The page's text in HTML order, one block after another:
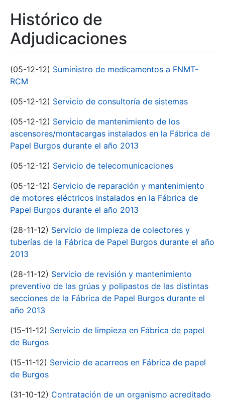
Histórico de
Adjudicaciones
(05-12-12) Suministro de medicamentos a FNMT-
RCM
(05-12-12) Servicio de consultoría de sistemas
(05-12-12) Servicio de mantenimiento de los
ascensores/montacargas instalados en la Fábrica de
Papel Burgos durante el año 2013
(05-12-12) Servicio de telecomunicaciones
(05-12-12) Servicio de reparación y mantenimiento
de motores eléctricos instalados en la Fábrica de
Papel Burgos durante el año 2013
(28-11-12) Servicio de limpieza de colectores y
tuberías de la Fábrica de Papel Burgos durante el año
2013
(28-11-12) Servicio de revisión y mantenimiento
preventivo de las grúas y polipastos de las distintas
secciones de la Fábrica de Papel Burgos durante el
año 2013
(15-11-12) Servicio de limpieza en Fábrica de papel
de Burgos
(15-11-12) Servicio de acarreos en Fábrica de papel
de Burgos
(31-10-12) Contratación de un organismo acreditado